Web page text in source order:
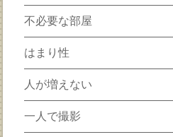
不必要な部屋
はまり性
人が増えない
一人で撮影